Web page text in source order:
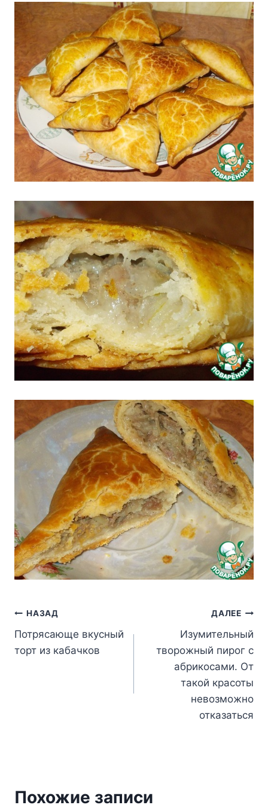
Навигация
по
НАЗАД
Потрясающе вкусный
торт из кабачков
ДАЛЕЕ
Изумительный
творожный пирог с
абрикосами. От
такой красоты
невозможно
отказаться
Похожие записи